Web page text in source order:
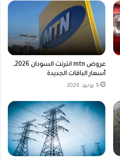
عروض mtn انترنت السودان 2026,
أسعار الباقات الجديدة
9 يونيو، 2026